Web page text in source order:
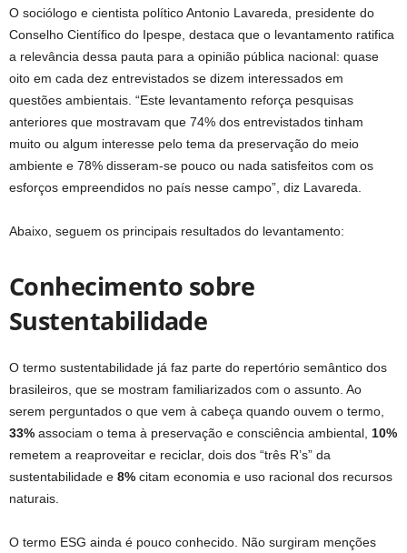
O sociólogo e cientista político Antonio Lavareda, presidente do
Conselho Científico do Ipespe, destaca que o levantamento ratifica
a relevância dessa pauta para a opinião pública nacional: quase
oito em cada dez entrevistados se dizem interessados em
questões ambientais. “Este levantamento reforça pesquisas
anteriores que mostravam que 74% dos entrevistados tinham
muito ou algum interesse pelo tema da preservação do meio
ambiente e 78% disseram-se pouco ou nada satisfeitos com os
esforços empreendidos no país nesse campo”, diz Lavareda.
Abaixo, seguem os principais resultados do levantamento:
Conhecimento sobre
Sustentabilidade
O termo sustentabilidade já faz parte do repertório semântico dos
brasileiros, que se mostram familiarizados com o assunto. Ao
serem perguntados o que vem à cabeça quando ouvem o termo,
33% associam o tema à preservação e consciência ambiental, 10%
remetem a reaproveitar e reciclar, dois dos “três R’s” da
sustentabilidade e 8% citam economia e uso racional dos recursos
naturais.
O termo ESG ainda é pouco conhecido. Não surgiram menções